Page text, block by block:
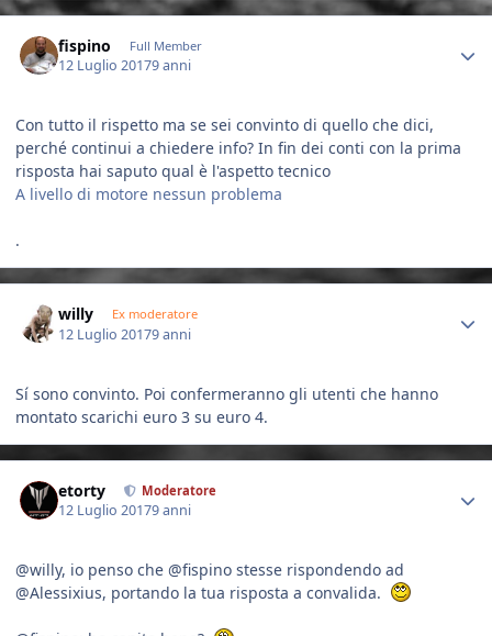
fispino Full Member
12 Luglio 20179 anni
Con tutto il rispetto ma se sei convinto di quello che dici,
perché continui a chiedere info? In fin dei conti con la prima
risposta hai saputo qual è l'aspetto tecnico
A livello di motore nessun problema
.
willy Ex moderatore
12 Luglio 20179 anni
Sí sono convinto. Poi confermeranno gli utenti che hanno
montato scarichi euro 3 su euro 4.
etorty Moderatore
12 Luglio 20179 anni
@willy, io penso che @fispino stesse rispondendo ad
@Alessixius, portando la tua risposta a convalida.